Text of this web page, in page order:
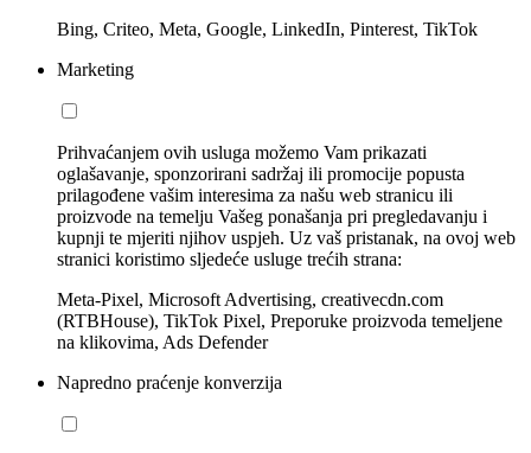
Bing, Criteo, Meta, Google, LinkedIn, Pinterest, TikTok
Marketing
Prihvaćanjem ovih usluga možemo Vam prikazati
oglašavanje, sponzorirani sadržaj ili promocije popusta
prilagođene vašim interesima za našu web stranicu ili
proizvode na temelju Vašeg ponašanja pri pregledavanju i
kupnji te mjeriti njihov uspjeh. Uz vaš pristanak, na ovoj web
stranici koristimo sljedeće usluge trećih strana:
Meta-Pixel, Microsoft Advertising, creativecdn.com
(RTBHouse), TikTok Pixel, Preporuke proizvoda temeljene
na klikovima, Ads Defender
Napredno praćenje konverzija